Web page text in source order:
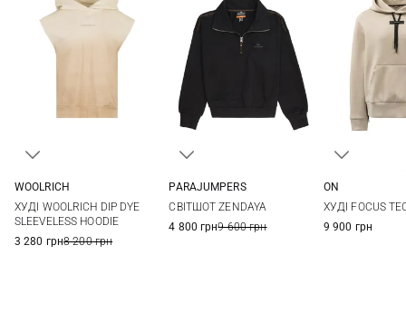
XL
WOOLRICH
ХУДІ WOOLRICH DIP DYE
SLEEVELESS HOODIE
3 280 грн8 200 грн
PARAJUMPERS
СВІТШОТ ZENDAYA
4 800 грн9 600 грн
ON
ХУДІ FOCUS
9 900 грн